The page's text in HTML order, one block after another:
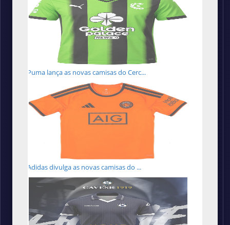
Puma lança as novas camisas do Cerc...
Adidas divulga as novas camisas do ...